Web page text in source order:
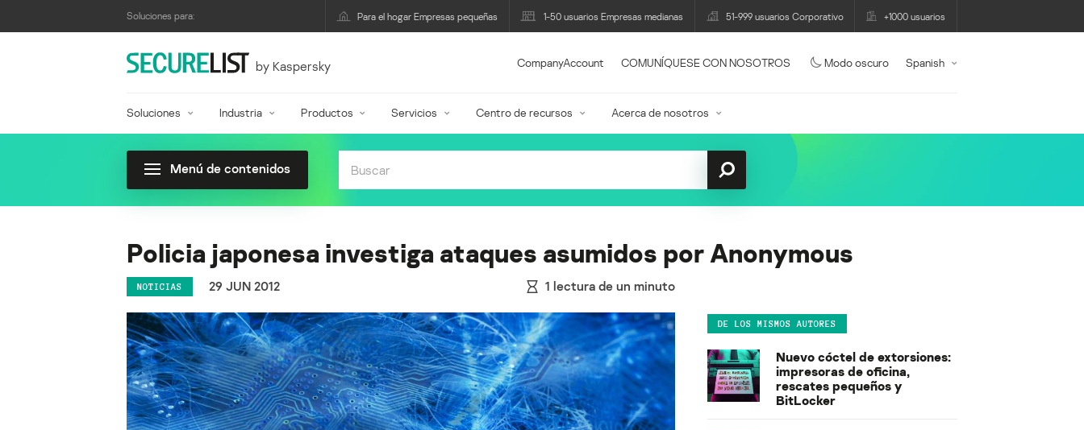
Soluciones para: Para el hogar Empresas pequeñas 1-50 usuarios Empresas medianas 51-999 usuarios Corporativo +1000 usuarios
by Kaspersky CompanyAccount COMUNÍQUESE CON NOSOTROS Modo oscuro Spanish
Soluciones Industria Productos Servicios Centro de recursos Acerca de nosotros
Menú de contenidos
Policia japonesa investiga ataques asumidos por Anonymous
NOTICIAS 29 JUN 2012 1 lectura de un minuto
DE LOS MISMOS AUTORES
Nuevo cóctel de extorsiones:
impresoras de oficina,
rescates pequeños y
BitLocker